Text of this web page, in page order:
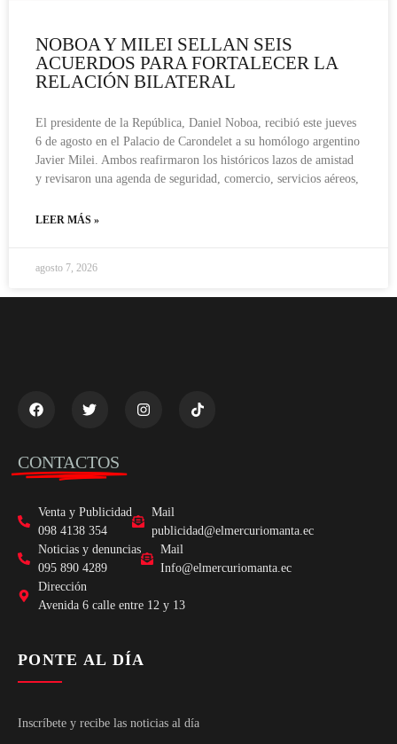
NOBOA Y MILEI SELLAN SEIS
ACUERDOS PARA FORTALECER LA
RELACIÓN BILATERAL
El presidente de la República, Daniel Noboa, recibió este jueves
6 de agosto en el Palacio de Carondelet a su homólogo argentino
Javier Milei. Ambos reafirmaron los históricos lazos de amistad
y revisaron una agenda de seguridad, comercio, servicios aéreos,
LEER MÁS »
agosto 7, 2026
CONTACTOS
Venta y Publicidad
098 4138 354
Mail
publicidad@elmercuriomanta.ec
Noticias y denuncias
095 890 4289
Mail
Info@elmercuriomanta.ec
Dirección
Avenida 6 calle entre 12 y 13
PONTE AL DÍA
Inscríbete y recibe las noticias al día